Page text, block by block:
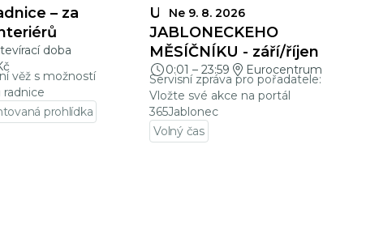
– za
doba
věž s možností
prohlídka
Ne 9. 8. 2026
UZÁVĚRKY
JABLONECKÉHO
MĚSÍČNÍKU - září/říjen
0:01 – 23:59 Eurocentrum
Servisní zpráva pro pořadatele:
Vložte své akce na portál
365Jablonec
Volný čas